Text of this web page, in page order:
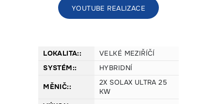
YOUTUBE REALIZACE
VELKÉ MEZIŘÍČÍ
HYBRIDNÍ
2X SOLAX ULTRA 25
KW